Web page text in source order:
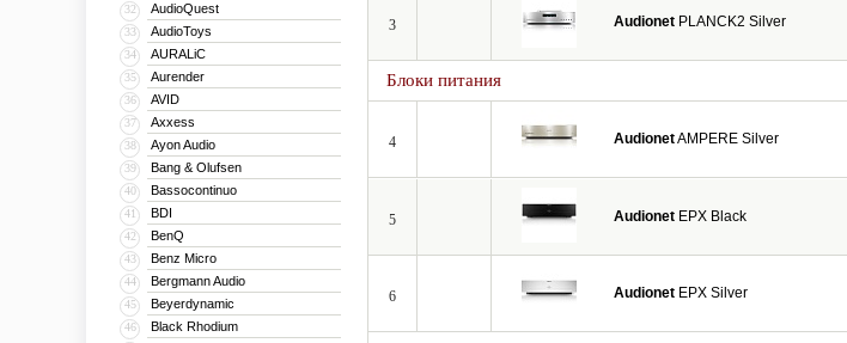
32 AudioQuest
33 AudioToys
34 AURALiC
35 Aurender
36 AVID
37 Axxess
38 Ayon Audio
39 Bang & Olufsen
40 Bassocontinuo
41 BDI
42 BenQ
43 Benz Micro
44 Bergmann Audio
45 Beyerdynamic
46 Black Rhodium
3 Audionet PLANCK2 Silver
Блоки питания
4 AudionetAMPERE Silver
5 Audionet EPX Black
6 Audionet EPX Silver